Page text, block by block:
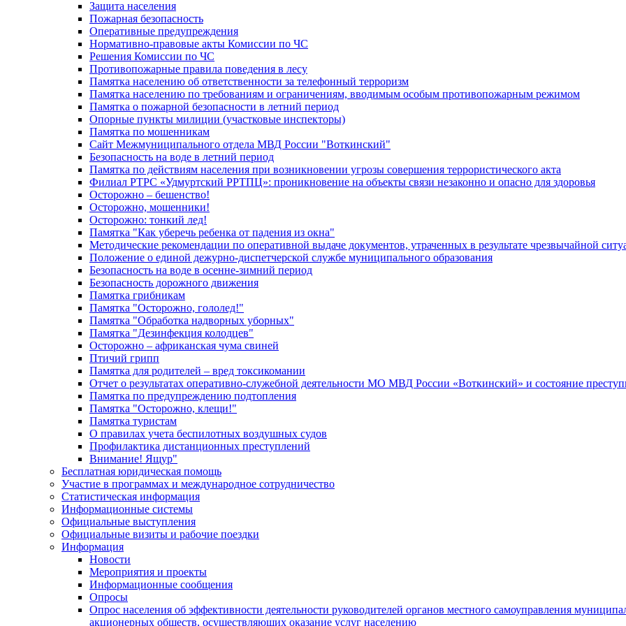
Защита населения
Пожарная безопасность
Оперативные предупреждения
Нормативно-правовые акты Комиссии по ЧС
Решения Комиссии по ЧС
Противопожарные правила поведения в лесу
Памятка населению об ответственности за телефонный терроризм
Памятка населению по требованиям и ограничениям, вводимым особым противопожарным режимом
Памятка о пожарной безопасности в летний период
Опорные пункты милиции (участковые инспекторы)
Памятка по мошенникам
Сайт Межмуниципального отдела МВД России "Воткинский"
Безопасность на воде в летний период
Памятка по действиям населения при возникновении угрозы совершения террористического акта
Филиал РТРС «Удмуртский РРТПЦ»: проникновение на объекты связи незаконно и опасно для здоровья
Осторожно – бешенство!
Осторожно, мошенники!
Осторожно: тонкий лед!
Памятка "Как уберечь ребенка от падения из окна"
Методические рекомендации по оперативной выдаче документов, утраченных в результате чрезвычайной
Положение о единой дежурно-диспетчерской службе муниципального образования
Безопасность на воде в осенне-зимний период
Безопасность дорожного движения
Памятка грибникам
Памятка "Осторожно, гололед!"
Памятка "Обработка надворных уборных"
Памятка "Дезинфекция колодцев"
Осторожно – африканская чума свиней
Птичий грипп
Памятка для родителей – вред токсикомании
Отчет о результатах оперативно-служебной деятельности МО МВД России «Воткинский» и состояние
Памятка по предупреждению подтопления
Памятка "Осторожно, клещи!"
Памятка туристам
О правилах учета беспилотных воздушных судов
Профилактика дистанционных преступлений
Внимание! Ящур"
Бесплатная юридическая помощь
Участие в программах и международное сотрудничество
Статистическая информация
Информационные системы
Официальные выступления
Официальные визиты и рабочие поездки
Информация
Новости
Мероприятия и проекты
Информационные сообщения
Опросы
Опрос населения об эффективности деятельности руководителей органов местного самоуправления
акционерных обществ, осуществляющих оказание услуг населению